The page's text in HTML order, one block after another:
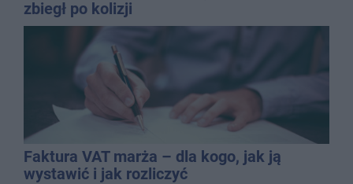
zbiegł po kolizji
Faktura VAT marża – dla kogo, jak ją
wystawić i jak rozliczyć